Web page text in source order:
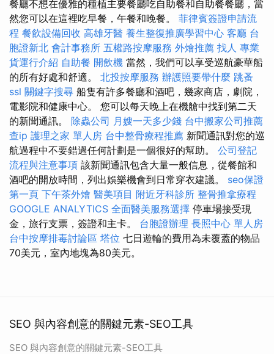
餐廳不想在優雅的種植主要餐廳吃自助餐和自助餐餐廳，當
然您可以在這裡吃早餐，午餐和晚餐。 菲律賓簽證申請流
程 餐飲設備回收 高雄牙醫 養生整復推廣學習中心 客廳 台
胞證新北 會計事務所 五權路按摩服務 外燴推薦 找人 專業
貨運行介紹 自助餐 開飲機 當然，我們可以享受巡航豪華船
的所有好處和舒適。 北投按摩服務 辦護照要帶什麼 跳蚤
ssl 關鍵字搜尋 船隻有許多餐廳和酒吧，幾家商店，劇院，
電影院和健康中心。 您可以每天晚上在機艙中找到第二天
的新聞通訊。 除蟲公司 月嫂一天多少錢 台中搬家公司推薦
查ip 護理之家 單人房 台中整骨療程推薦 新聞通訊對您的巡
航過程中不要錯過任何計劃是一個很好的幫助。 公司登記
流程與注意事項 該新聞通訊包含大量一般信息，從餐館和
酒吧的開放時間，列出娛樂機會到日常穿衣建議。 seo保證
第一頁 下午茶外燴 醫美項目 附近牙科診所 整骨推拿療程
GOOGLE ANALYTICS 全面醫美服務選擇 停車場接受現
金，旅行支票，簽證和主卡。 台胞證辦理 長照中心 單人房
台中按摩排毒討論區 塔位 七日遊輪的費用為未覆蓋的物品
70美元，室內地塊為80美元。
SEO 與內容創意的關鍵元素-SEO工具
SEO 與內容創意的關鍵元素-SEO工具